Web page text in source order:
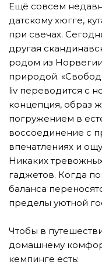
Ещё совсем
датскому хюгге,
при свечах.
другая
родом из
природой.
liv переводится с
концепция, образ
погружением в
воссоединение с
впечатлениях и
Никаких
гаджетов. Когда
баланса
пределы уютной
Чтобы в
домашнему
кемпинге есть: